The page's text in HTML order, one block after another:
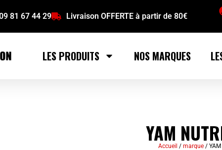
81 67 44 29 Livraison OFFERTE à partir de 80€
LES PRODUITS NOS MARQUES
YAM
Accueil / marque /